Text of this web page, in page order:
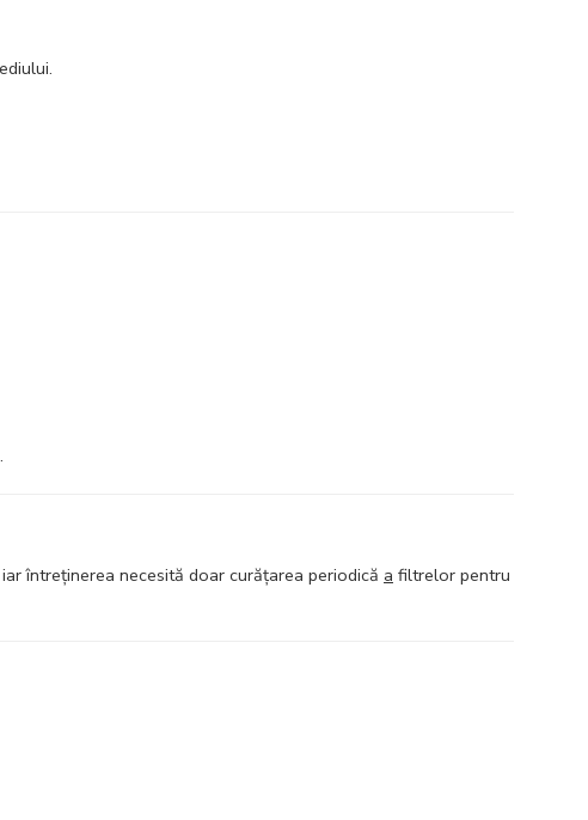
întreținerea necesită doar curățarea periodică a filtrelor pentru